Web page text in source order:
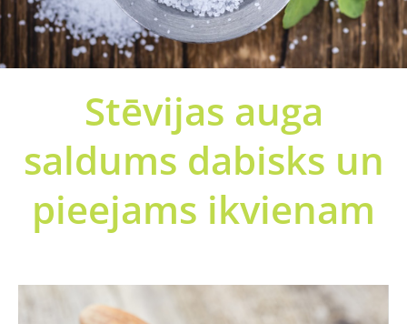
Stēvijas auga
saldums dabisks un
pieejams ikvienam